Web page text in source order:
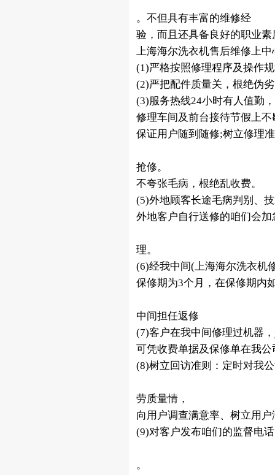
。不但具有丰富的维修经
验，而且还具备良好的职业
上海海尔洗衣机售后维修上中
(1)严格按照修理程序及操作
(2)严把配件质量关，根绝伪
(3)服务热线24小时有人值勤
修理车间及前台接待节假上不
保证用户随到随修;树立修理
抢修。
不夸张毛病，根绝乱收费。
(5)外地顾客长途毛病判别、
外地客户自行送修的咱们会
理。
(6)经我中间(上海海尔洗衣机
保修期为3个月，在保修期内
中间担任返修
(7)客户在我中间修理过机器
可凭收费单据及保修单在我
(8)树立回访准则：定时对我
劳质量情，
向用户调查满意率、树立用
(9)对客户发布咱们的监督电
。